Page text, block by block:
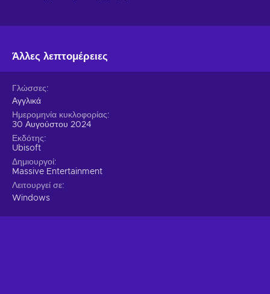
Άλλες λεπτομέρειες
Γλώσσες
Αγγλικά
Ημερομηνία κυκλοφορίας
30 Αυγούστου 2024
Εκδότης
Ubisoft
Δημιουργοί
Massive Entertainment
Λειτουργεί σε
Windows